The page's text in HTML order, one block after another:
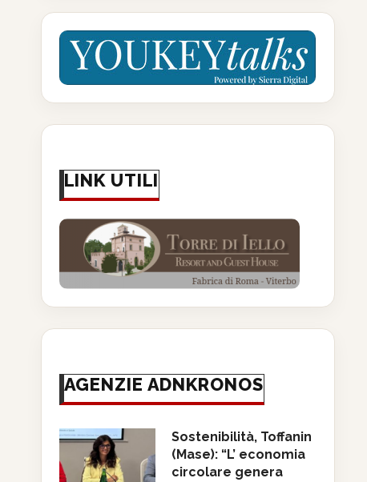
LINK UTILI
AGENZIE ADNKRONOS
Sostenibilità, Toffanin
(Mase): “L’ economia
circolare genera